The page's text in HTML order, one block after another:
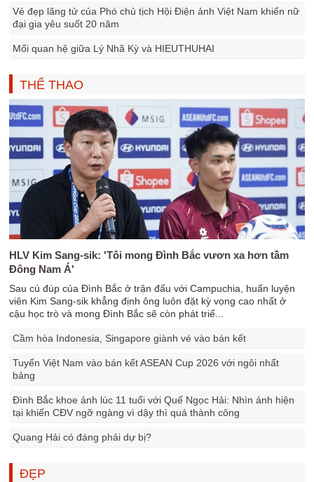
Vẻ đẹp lãng tử của Phó chủ tịch Hội Điện ảnh Việt Nam khiến nữ
đại gia yêu suốt 20 năm
Mối quan hệ giữa Lý Nhã Kỳ và HIEUTHUHAI
THỂ THAO
HLV Kim Sang-sik: 'Tôi mong Đình Bắc vươn xa hơn tầm
Đông Nam Á'
Sau cú đúp của Đình Bắc ở trận đấu với Campuchia, huấn luyện
viên Kim Sang-sik khẳng định ông luôn đặt kỳ vọng cao nhất ở
cậu học trò và mong Đình Bắc sẽ còn phát triể...
Cầm hòa Indonesia, Singapore giành vé vào bán kết
Tuyển Việt Nam vào bán kết ASEAN Cup 2026 với ngôi nhất
bảng
Đình Bắc khoe ảnh lúc 11 tuổi với Quế Ngọc Hải: Nhìn ảnh hiện
tại khiến CĐV ngỡ ngàng vì dậy thì quá thành công
Quang Hải có đáng phải dự bị?
ĐẸP